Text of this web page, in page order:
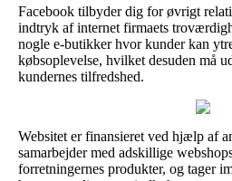
Facebook tilbyder dig for øvrigt
indtryk af internet firmaets
nogle e-butikker hvor kunder kan
købsoplevelse, hvilket desuden må
kundernes tilfredshed.
Websitet er finansieret ved hjælp af
samarbejder med adskillige
forretningernes produkter, og tager